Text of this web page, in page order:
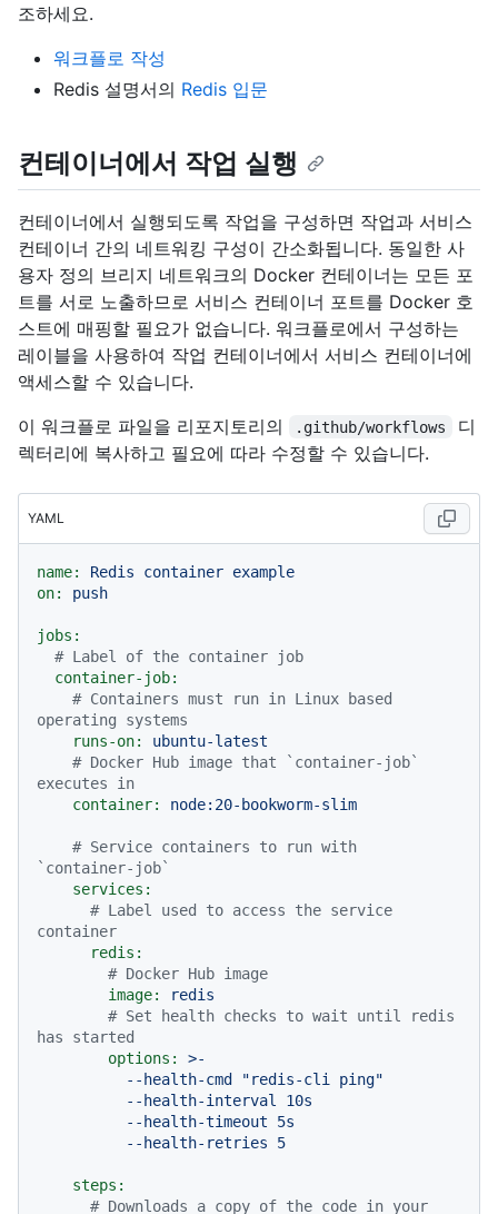
조하세요.
워크플로 작성
Redis 설명서의 Redis 입문
컨테이너에서 작업 실행
컨테이너에서 실행되도록 작업을 구성하면 작업과 서비스
컨테이너 간의 네트워킹 구성이 간소화됩니다. 동일한 사
용자 정의 브리지 네트워크의 Docker 컨테이너는 모든 포
트를 서로 노출하므로 서비스 컨테이너 포트를 Docker 호
스트에 매핑할 필요가 없습니다. 워크플로에서 구성하는
레이블을 사용하여 작업 컨테이너에서 서비스 컨테이너에
액세스할 수 있습니다.
이 워크플로 파일을 리포지토리의
.github/workflows
디
렉터리에 복사하고 필요에 따라 수정할 수 있습니다.
YAML
name: Redis container example
on:
push
jobs:
# Label of the container job
container-job:
# Containers must run in Linux based
operating systems
runs-on:
ubuntu-latest
# Docker Hub image that `container-job`
executes in
container:
node:20-bookworm-slim
# Service containers to run with
`container-job`
services:
# Label used to access the service
container
redis:
# Docker Hub image
image:
redis
# Set health checks to wait until redis
has started
options:
>-
steps:
# Downloads a copy of the code in your